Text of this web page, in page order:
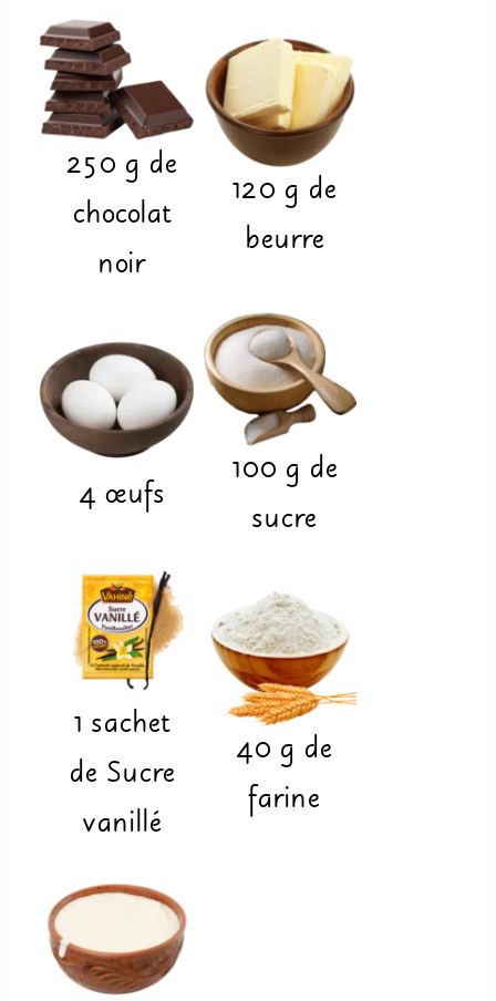
250 g de
chocolat
noir
120 g de
beurre
4 œufs
100 g de
sucre
1 sachet
de Sucre
vanillé
40 g de
farine